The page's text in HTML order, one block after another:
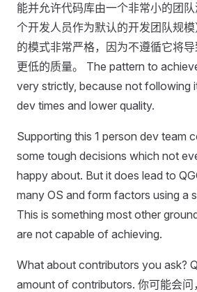
能并允许代码库由一个非常小的团
个开发人员作为默认的开发团队规
的模式非常严格，因为不遵循它将
更低的质量。 The pattern to
very strictly, because not following
dev times and lower quality.
Supporting this 1 person dev team
some tough decisions which not
happy about. But it does lead to
many OS and form factors using a
This is something most other
are not capable of achieving.
What about contributors you ask?
amount of contributors. 你可能会问